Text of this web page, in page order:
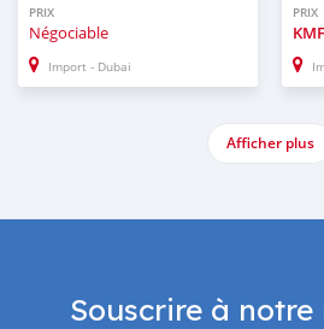
PRIX
Négociable
Import - Dubai
PRIX
KMF
Afficher plus
Souscrire à